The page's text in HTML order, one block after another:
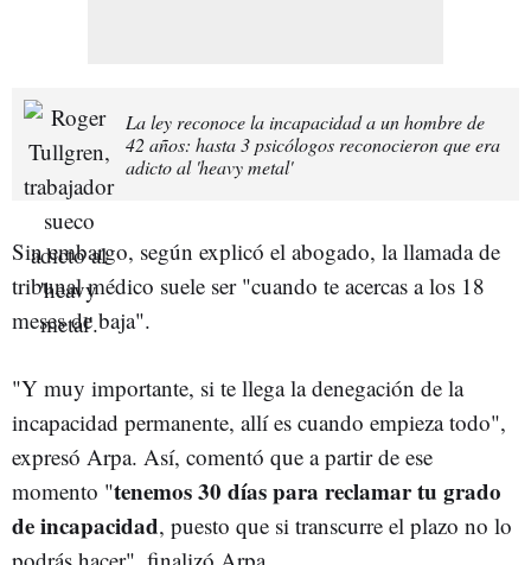
La ley reconoce la incapacidad a un hombre de
42 años: hasta 3 psicólogos reconocieron que era
adicto al 'heavy metal'
Sin embargo, según explicó el abogado, la llamada de
tribunal médico suele ser "cuando te acercas a los 18
meses de baja".
"Y muy importante, si te llega la denegación de la
incapacidad permanente, allí es cuando empieza todo",
expresó Arpa. Así, comentó que a partir de ese
momento "tenemos 30 días para reclamar tu grado
de incapacidad, puesto que si transcurre el plazo no lo